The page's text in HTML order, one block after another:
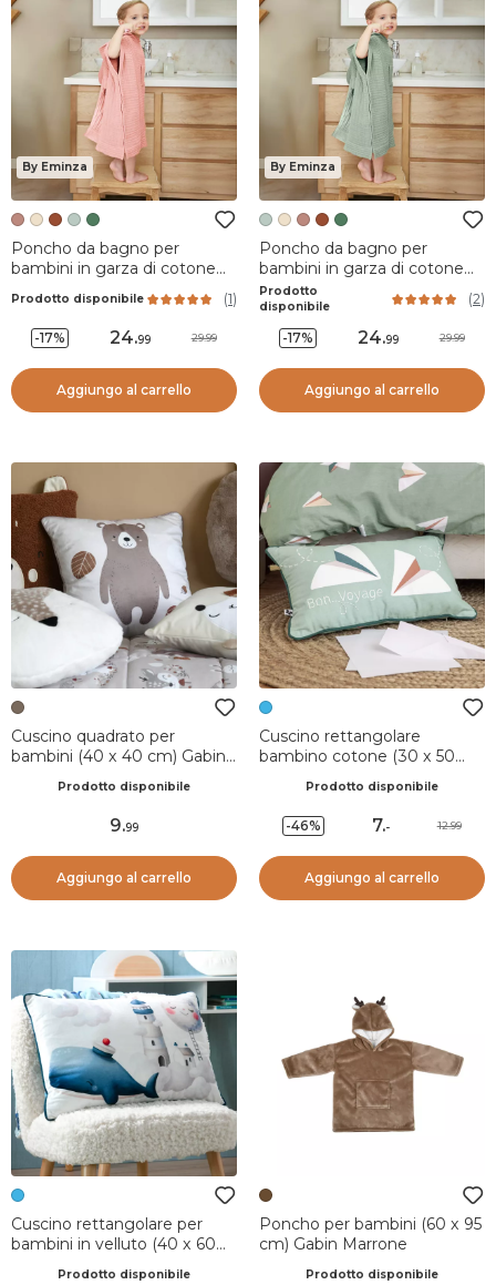
By Eminza
Poncho da bagno per
bambini in garza di cotone
Prodotto disponibile (1)
-17% 24.99 29.99
Aggiungo al carrello
By Eminza
Poncho da bagno per
bambini in garza di cotone
6/10 anni Gaia Verde
eucalipto
Prodotto
disponibile
(2)
-17% 24.99 29.99
Aggiungo al carrello
Cuscino quadrato per
bambini (40 x 40 cm) Gabin
Prodotto disponibile
9.99
Aggiungo al carrello
Cuscino rettangolare
bambino cotone (30 x 50
Prodotto disponibile
-46% 7.- 12.99
Aggiungo al carrello
Cuscino rettangolare per
bambini in velluto (40 x 60
Prodotto disponibile
Poncho per bambini (60 x 95
cm) Gabin Marrone
Prodotto disponibile